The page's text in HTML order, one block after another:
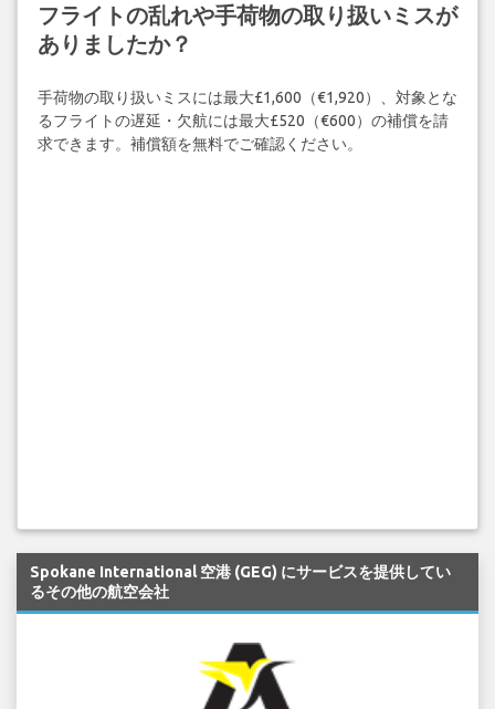
フライトの乱れや手荷物の取り扱いミスが
ありましたか？
手荷物の取り扱いミスには最大£1,600（€1,920）、対象とな
るフライトの遅延・欠航には最大£520（€600）の補償を請
求できます。補償額を無料でご確認ください。
Spokane International 空港 (GEG) にサービスを提供してい
るその他の航空会社